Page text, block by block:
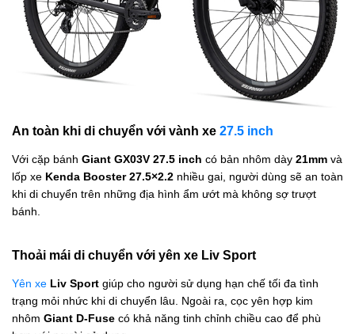
An toàn khi di chuyển với vành xe 27.5 inch
Với cặp bánh Giant GX03V 27.5 inch có bản nhôm dày 21mm và
lốp xe Kenda Booster 27.5×2.2 nhiều gai, người dùng sẽ an toàn
khi di chuyển trên những địa hình ẩm ướt mà không sợ trượt
bánh.
Thoải mái di chuyển với yên xe Liv Sport
Yên xe Liv Sport giúp cho người sử dụng hạn chế tối đa tình
trạng mỏi nhức khi di chuyển lâu. Ngoài ra, cọc yên hợp kim
nhôm Giant D-Fuse có khả năng tinh chỉnh chiều cao để phù